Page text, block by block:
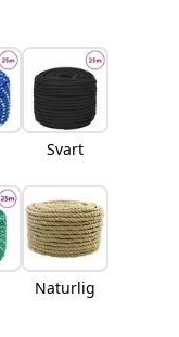
Svart
Naturlig